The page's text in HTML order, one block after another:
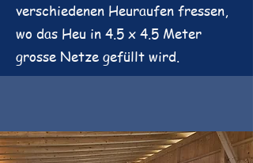
verschiedenen Heuraufen fressen,
wo das Heu in 4.5 x 4.5 Meter
grosse Netze gefüllt wird.